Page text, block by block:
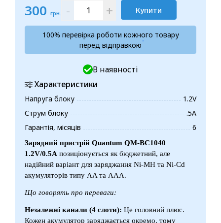
300 грн. - + Купити
100% перевірка роботи кожного товару
перед відправкою
В наявності
Характеристики
Напруга блоку
1.2V
Струм блоку
.5А
Гарантія, місяців
6
Зарядний пристрій Quantum QM-BC1040
1.2V/0.5A позиціонується як бюджетний, але
надійний варіант для заряджання Ni-MH та Ni-Cd
акумуляторів типу AA та AAA.
Що говорять про переваги:
Незалежні канали (4 слоти): Це головний плюс.
Кожен акумулятор заряджається окремо, тому